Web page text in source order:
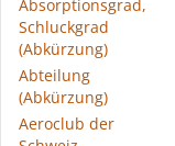
Absorptionsgrad,
Schluckgrad
(Abkürzung)
Abteilung
(Abkürzung)
Aeroclub der